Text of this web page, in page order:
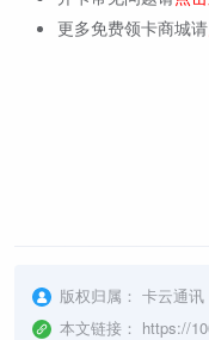
更多免费领卡商城请
版权归属： 卡云通讯
本文链接： https://